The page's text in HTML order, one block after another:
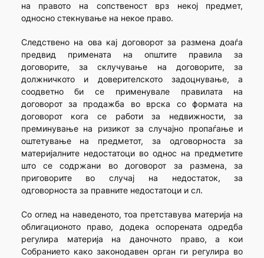
на правото на сопственост врз некој предмет,
односно стекнување на некое право.
Следствено на ова кај договорот за размена доаѓа
предвид примената на општите правила за
договорите, за склучување на договорите, за
должничкото и доверителското задоцнување, а
соoдветно би се применувале правилата на
договорот за продажба во врска со формата на
договорот кога се работи за недвижности, за
преминување на ризикот за случајно пропаѓање и
оштетување на предметот, за одговорноста за
материјалните недостатоци во однос на предметите
што се содржани во договорот за размена, за
приговорите во случај на недостаток, за
одговорноста за правните недостатоци и сл.
Со оглед на наведеното, тоа претставува материја на
облигационото право, додека оспорената одредба
регулира материја на даночното право, а кои
Собранието како законодавен орган ги регулира во